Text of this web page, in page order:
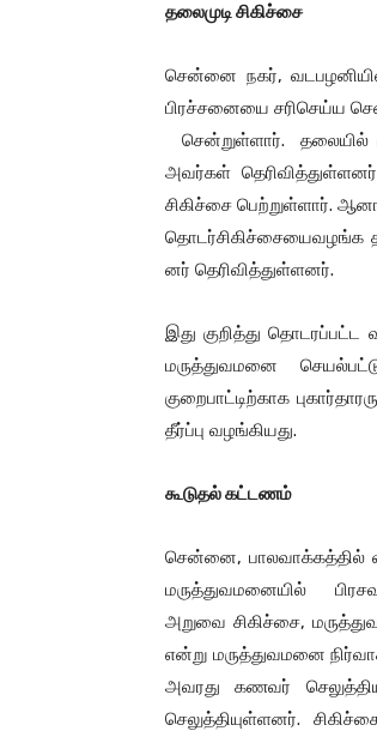
தலைமுடிசிகிச்சை
சென்னை நகர்,
பிரச்சனையை சரிசெய்ய
சென்றுள்ளார். தலையில்
அவர்கள்
சிகிச்சை பெற்றுள்ளார்.
தொடர்சிகிச்சையைவழங்க
னர் தெரிவித்துள்ளனர்.
இது குறித்து தொடரப்பட்ட
மருத்துவமனை
குறைபாட்டிற்காக
தீர்ப்பு வழங்கியது.
கூடுதல்கட்டணம்
சென்னை, பாலவாக்கத்தில்
மருத்துவமனையில்
அறுவை சிகிச்சை,
என்று மருத்துவமனை
அவரது கணவர்
செலுத்தியுள்ளனர்.